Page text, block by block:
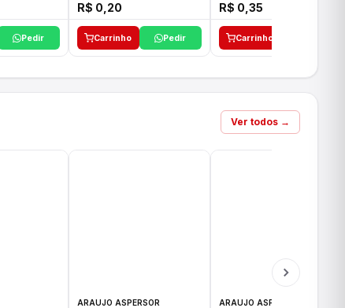
Pedir
R$ 0,20
Carrinho Pedir
R$ 0,35
Carrinho
Ver todos →
ARAUJO ASPERSOR ARAUJO ASPERSOR